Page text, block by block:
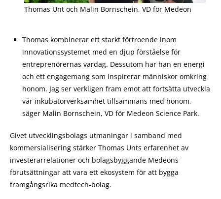
Thomas Unt och Malin Bornschein, VD för Medeon
Thomas kombinerar ett starkt förtroende inom
innovationssystemet med en djup förståelse för
entreprenörernas vardag. Dessutom har han en energi
och ett engagemang som inspirerar människor omkring
honom. Jag ser verkligen fram emot att fortsätta utveckla
vår inkubatorverksamhet tillsammans med honom,
säger Malin Bornschein, VD för Medeon Science Park.
Givet utvecklingsbolags utmaningar i samband med
kommersialisering stärker Thomas Unts erfarenhet av
investerarrelationer och bolagsbyggande Medeons
förutsättningar att vara ett ekosystem för att bygga
framgångsrika medtech-bolag.